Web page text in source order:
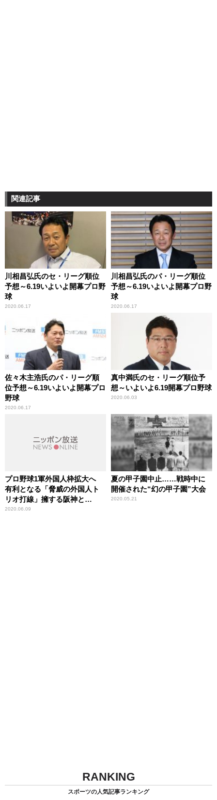
関連記事
川相昌弘氏のセ・リーグ順位
予想～6.19いよいよ開幕プロ野
球
2020.06.17
川相昌弘氏のパ・リーグ順位
予想～6.19いよいよ開幕プロ野
球
2020.06.17
佐々木主浩氏のパ・リーグ順
位予想～6.19いよいよ開幕プロ
野球
2020.06.17
真中満氏のセ・リーグ順位予
想～いよいよ6.19開幕プロ野球
2020.06.03
プロ野球1軍外国人枠拡大へ
有利となる「脅威の外国人ト
リオ打線」擁する阪神と
DeNA
2020.06.09
夏の甲子園中止……戦時中に
開催された“幻の甲子園”大会
2020.05.21
RANKING
スポーツの人気記事ランキング